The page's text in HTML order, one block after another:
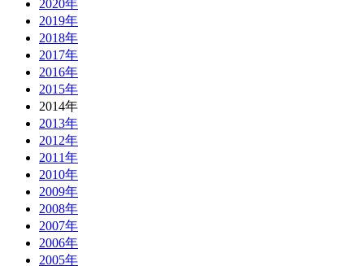
2020年
2019年
2018年
2017年
2016年
2015年
2014年
2013年
2012年
2011年
2010年
2009年
2008年
2007年
2006年
2005年